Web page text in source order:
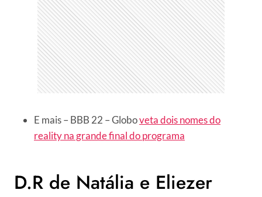
E mais – BBB 22 – Globoveta dois nomes do
reality na grande final do programa
D.R de Natália e Eliezer